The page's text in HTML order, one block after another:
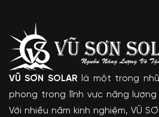
VŨ SƠN SOLAR là một trong
phong trong lĩnh vực năng
Với nhiều năm kinh nghiệm, VŨ